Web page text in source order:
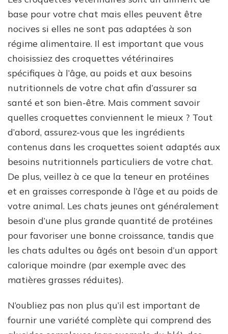
base pour votre chat mais elles peuvent être
nocives si elles ne sont pas adaptées à son
régime alimentaire. Il est important que vous
choisissiez des croquettes vétérinaires
spécifiques à l’âge, au poids et aux besoins
nutritionnels de votre chat afin d’assurer sa
santé et son bien-être. Mais comment savoir
quelles croquettes conviennent le mieux ? Tout
d’abord, assurez-vous que les ingrédients
contenus dans les croquettes soient adaptés aux
besoins nutritionnels particuliers de votre chat.
De plus, veillez à ce que la teneur en protéines
et en graisses corresponde à l’âge et au poids de
votre animal. Les chats jeunes ont généralement
besoin d’une plus grande quantité de protéines
pour favoriser une bonne croissance, tandis que
les chats adultes ou âgés ont besoin d’un apport
calorique moindre (par exemple avec des
matières grasses réduites).
N’oubliez pas non plus qu’il est important de
fournir une variété complète qui comprend des